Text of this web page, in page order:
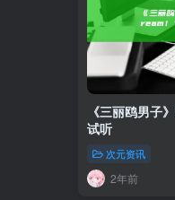
《三丽鸥男子
试听
次元资讯
2年前